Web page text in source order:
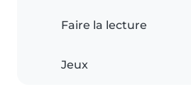
Faire la lecture
Jeux